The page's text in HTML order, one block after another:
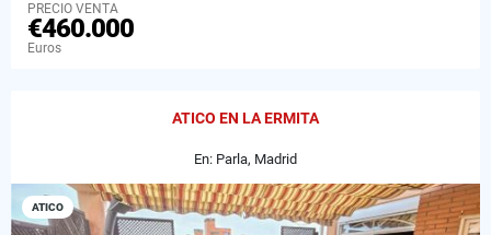
PRECIO VENTA
€460.000
Euros
ATICO EN LA ERMITA
En: Parla, Madrid
ATICO